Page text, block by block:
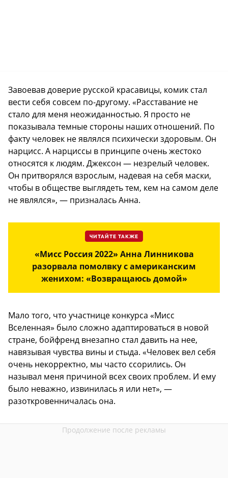
Завоевав доверие русской красавицы, комик стал
вести себя совсем по-другому. «Расставание не
стало для меня неожиданностью. Я просто не
показывала темные стороны наших отношений. По
факту человек не являлся психически здоровым. Он
нарцисс. А нарциссы в принципе очень жестоко
относятся к людям. Джексон — незрелый человек.
Он притворялся взрослым, надевая на себя маски,
чтобы в обществе выглядеть тем, кем на самом деле
не являлся», — призналась Анна.
ЧИТАЙТЕ ТАКЖЕ
«Мисс Россия 2022» Анна Линникова
разорвала помолвку с американским
женихом: «Возвращаюсь домой»
Мало того, что участнице конкурса «Мисс
Вселенная» было сложно адаптироваться в новой
стране, бойфренд внезапно стал давить на нее,
навязывая чувства вины и стыда. «Человек вел себя
очень некорректно, мы часто ссорились. Он
называл меня причиной всех своих проблем. И ему
было неважно, извинилась я или нет», —
разоткровенничалась она.